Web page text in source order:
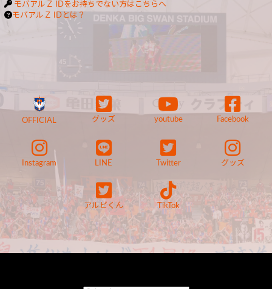
モバアルＺ IDをお持ちでない方はこちらへ
モバアルＺ IDとは？
OFFICIAL グッズ youtube Facebook
Instagram LINE Twitter グッズ
アルビくん TikTok